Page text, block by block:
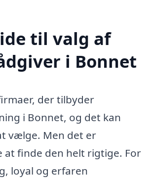
til valg af
i Bonnet
der tilbyder
i Bonnet, og det kan
vælge. Men det er
at finde den helt rigtige. For
loyal og erfaren